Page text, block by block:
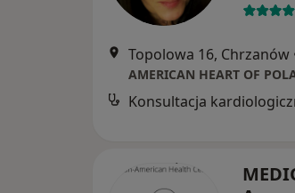
Topolowa 16, Chrzanów
AMERICAN HEART OF
Konsultacja